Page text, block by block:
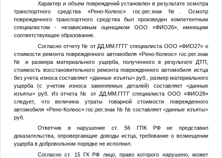
Характер и объем повреждений установлен в результате осмотра
транспортного средства «Рено-Колеос» гос.рег.знак №
. Осмотр
поврежденного транспортного средства был произведен компетентным
специалистом - независимым оценщиком ООО «ФИО26», имеющим
соответствующее образование.
Согласно отчету № от ДД.ММ.ГГГГ специалиста ООО «ФИО27» о
стоимости ремонта поврежденного автомобиля «Рено-Колеос» гос.рег.знак
№
и размера материального ущерба, полученного в результате ДТП,
стоимость восстановительного ремонта поврежденного автомобиля истца
без учета износа составляет <данные изъяты>руб., размер материального
ущерба (с учетом износа заменяемых деталей) составляет<данные
изъяты>руб. Из отчета № от ДД.ММ.ГГГГспециалиста ООО «ФИО28»
следует, что величина утраты товарной стоимости поврежденного
автомобиля «Рено-Колеос» гос.рег.знак № № составляет<данные изъяты>
руб.
Ответчик в нарушение ст. 56 ГПК РФ не представил
доказательства, опровергающие доводы истца, требование о возмещении
ущерба в добровольном порядке не исполнил.
Согласно ст. 15 ГК РФ лицо, право которого нарушено, может